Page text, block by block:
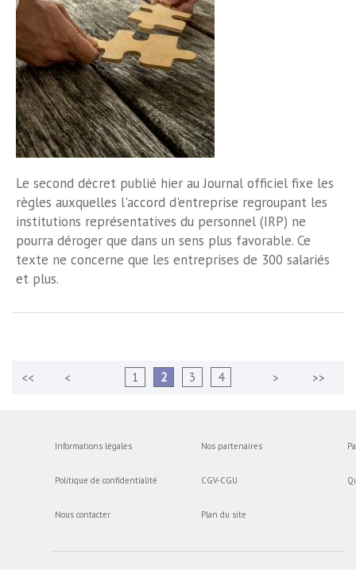
Le second décret publié hier au Journal officiel fixe les
règles auxquelles l'accord d'entreprise regroupant les
institutions représentatives du personnel (IRP) ne
pourra déroger que dans un sens plus favorable. Ce
texte ne concerne que les entreprises de 300 salariés
et plus.
1 2 3 4
Informations légales
Politique de confidentialité
Nous contacter
Nos partenaires
CGV-CGU
Plan du site